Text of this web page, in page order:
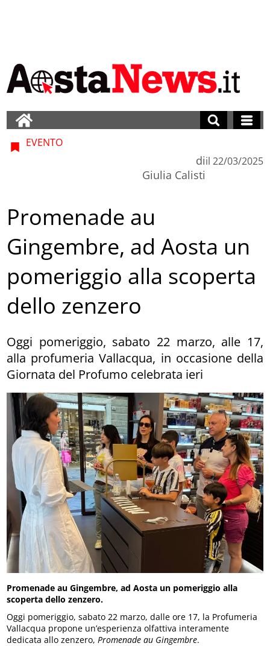
EVENTO
di
Giulia Calisti
il 22/03/2025
Promenade au
Gingembre, ad Aosta un
pomeriggio alla scoperta
dello zenzero
Oggi pomeriggio, sabato 22 marzo, alle 17,
alla profumeria Vallacqua, in occasione della
Giornata del Profumo celebrata ieri
Promenade au Gingembre, ad Aosta un pomeriggio alla
scoperta dello zenzero.
Oggi pomeriggio, sabato 22 marzo, dalle ore 17, la Profumeria
Vallacqua propone un’esperienza olfattiva interamente
dedicata allo zenzero, Promenade au Gingembre.